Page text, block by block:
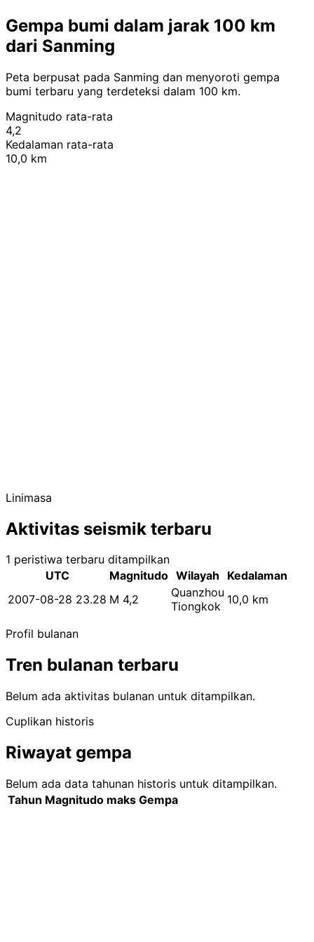
Gempa bumi dalam jarak 100 km
dari Sanming
Peta berpusat pada Sanming dan menyoroti gempa
bumi terbaru yang terdeteksi dalam 100 km.
Magnitudo rata-rata
4,2
Kedalaman rata-rata
10,0 km
Linimasa
Aktivitas seismik terbaru
1 peristiwa terbaru ditampilkan
UTC
Magnitudo Wilayah
Kedalaman
2007-08-28 23.28 M 4,2
Quanzhou
Tiongkok 10,0 km
Profil bulanan
Tren bulanan terbaru
Belum ada aktivitas bulanan untuk ditampilkan.
Cuplikan historis
Riwayat gempa
Belum ada data tahunan historis untuk ditampilkan.
Tahun Magnitudo maks Gempa